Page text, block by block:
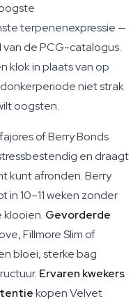
terpenenexpressie —
de PCG-catalogus.
klok in plaats van op
niet strak
oogsten.
of Berry Bonds
en draagt
kunt afronden. Berry
10–11 weken zonder
klooien. Gevorderde
Fillmore Slim of
bloei, sterke bag
Ervaren kwekers
kopen Velvet